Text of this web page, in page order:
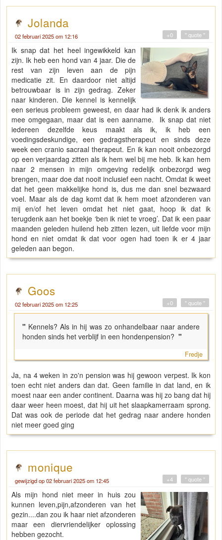
Jolanda
02 februari 2025 om 12:16 " quote "
+0
Ik snap dat het heel ingewikkeld kan
zijn. Ik heb een hond van 4 jaar. Die de
rest van zijn leven aan de pijn
medicatie zit. En daardoor niet altijd
betrouwbaar is in zijn gedrag. Zeker
naar kinderen. Die kennel is kennelijk
een serieus probleem geweest, en daar had ik denk ik anders
mee omgegaan, maar dat is een aanname. Ik snap dat niet
iedereen dezelfde keus maakt als ik, ik heb een
voedingsdeskundige, een gedragstherapeut en sinds deze
week een cranio sacraal therapeut. En ik kan nooit onbezorgd
op een verjaardag zitten als ik hem wel bij me heb. Ik kan hem
naar 2 mensen in mijn omgeving redelijk onbezorgd weg
brengen, maar doe dat nooit inclusief een nacht. Omdat ik weet
dat het geen makkelijke hond is, dus me dan snel bezwaard
voel. Maar als de dag komt dat ik hem moet afzonderen van
mij en/of het leven omdat het niet gaat, hoop ik dat ik
terugdenk aan het boekje ‘ben ik niet te vroeg’. Dat ik een paar
maanden geleden huilend heb zitten lezen, uit liefde voor mijn
hond en niet omdat ik dat voor ogen had toen ik er 4 jaar
geleden aan begon.
Goos
02 februari 2025 om 12:25 " quote "
+0
" Kennels? Als in hij was zo onhandelbaar naar andere
honden sinds het verblijf in een hondenpension? "
Fredje
Ja, na 4 weken in zo'n pension was hij gewoon verpest. Ik kon
toen echt niet anders dan dat. Geen familie in dat land, en ik
moest naar een ander continent. Daarna was hij zo bang dat hij
daar weer heen moest, dat hij uit het slaapkamerraam sprong.
Dat was ook de periode dat het gedrag naar andere honden
niet meer goed ging
monique
gewijzigd op 02 februari 2025 om 12:45 " quote "
+4
Als mijn hond niet meer in huis zou
kunnen leven,pijn,afzonderen van het
gezin....dan zou ik haar niet afzonderen
maar een diervriendelijker oplossing
hebben gezocht.